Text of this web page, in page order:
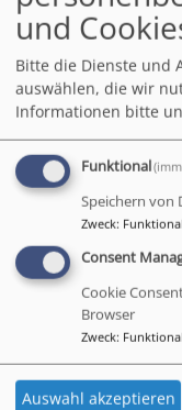
und
Bitte die Dienste und
auswählen, die wir
Informationen bitte
Funktional
Speichern von
Zweck: Funktional
Consent
Cookie
Browser
Zweck: Funktional
Auswahl akzeptieren